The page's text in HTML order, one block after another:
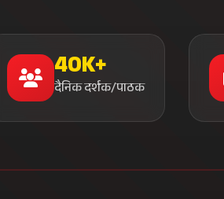
40K+
दैनिक दर्शक/पाठक